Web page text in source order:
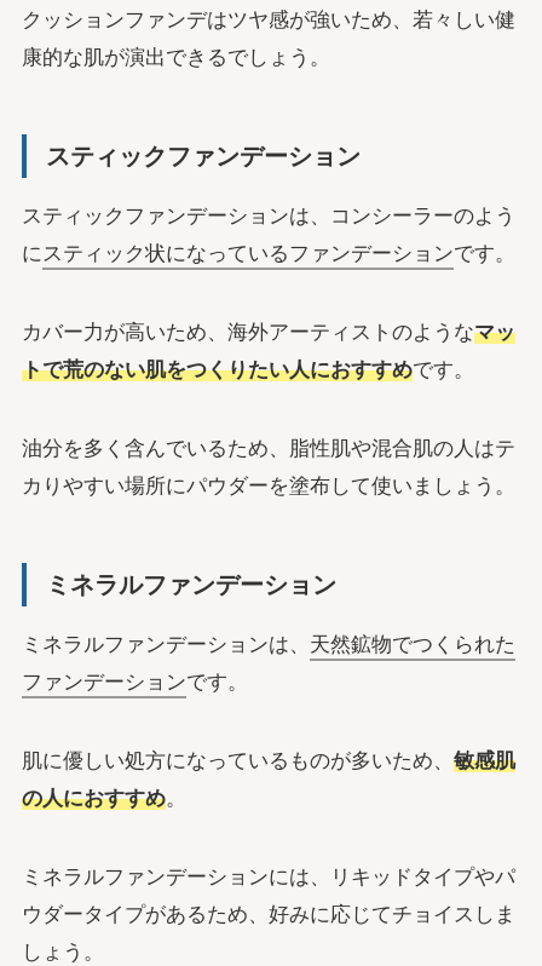
クッションファンデはツヤ感が強いため、若々しい健
康的な肌が演出できるでしょう。
スティックファンデーション
スティックファンデーションは、コンシーラーのよう
にスティック状になっているファンデーションです。
カバー力が高いため、海外アーティストのようなマッ
トで荒のない肌をつくりたい人におすすめです。
油分を多く含んでいるため、脂性肌や混合肌の人はテ
カりやすい場所にパウダーを塗布して使いましょう。
ミネラルファンデーション
ミネラルファンデーションは、 天然鉱物でつくられた
ファンデーションです。
肌に優しい処方になっているものが多いため、 敏感肌
の人におすすめ。
ミネラルファンデーションには、リキッドタイプやパ
ウダータイプがあるため、好みに応じてチョイスしま
しょう。